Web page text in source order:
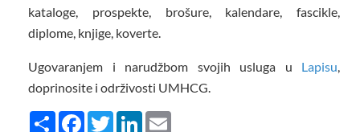
kataloge, prospekte, brošure, kalendare, fascikle,
diplome, knjige, koverte.
Ugovaranjem i narudžbom svojih usluga u Lapisu,
doprinosite i održivosti UMHCG.
Share FacebookTwitterLinkedIn